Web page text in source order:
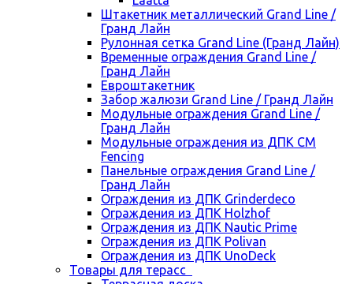
Штакетник металлический Grand Line /
Гранд Лайн
Рулонная сетка Grand Line (Гранд Лайн)
Временные ограждения Grand Line /
Гранд Лайн
Евроштакетник
Забор жалюзи Grand Line / Гранд Лайн
Модульные ограждения Grand Line /
Гранд Лайн
Модульные ограждения из ДПК CM
Fencing
Панельные ограждения Grand Line /
Гранд Лайн
Ограждения из ДПК Grinderdeco
Ограждения из ДПК Holzhof
Ограждения из ДПК Nautic Prime
Ограждения из ДПК Polivan
Ограждения из ДПК UnoDeck
Товары для терасс